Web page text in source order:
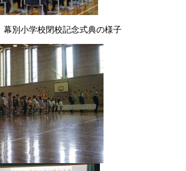
幕別小学校閉校記念式典の様子